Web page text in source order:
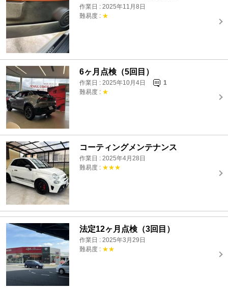
作業日 : 2025年11月8日
難易度 : ★
6ヶ月点検（5回目）
作業日 : 2025年10月4日
1
難易度 : ★
コーティングメンテナンス
作業日 : 2025年4月28日
難易度 : ★★★
法定12ヶ月点検（3回目）
作業日 : 2025年3月29日
難易度 : ★★